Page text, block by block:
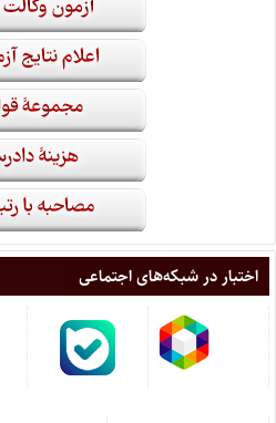
اختبار در شبکه‌های اجتماعی